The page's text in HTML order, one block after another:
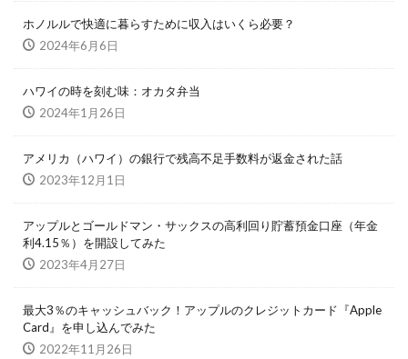
ホノルルで快適に暮らすために収入はいくら必要？
2024年6月6日
ハワイの時を刻む味：オカタ弁当
2024年1月26日
アメリカ（ハワイ）の銀行で残高不足手数料が返金された話
2023年12月1日
アップルとゴールドマン・サックスの高利回り貯蓄預金口座（年金
利4.15％）を開設してみた
2023年4月27日
最大3％のキャッシュバック！アップルのクレジットカード『Apple
Card』を申し込んでみた
2022年11月26日